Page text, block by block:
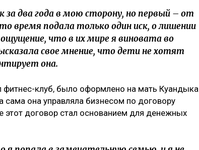
два года в мою сторону, но первый – от
время подала только один иск, о лишении
что в их мире я виновата во
свое мнение, что дети не хотят
она.
клуб, было оформлено на мать Куандыка
она управляла бизнесом по договору
этот договор стал основанием для денежных